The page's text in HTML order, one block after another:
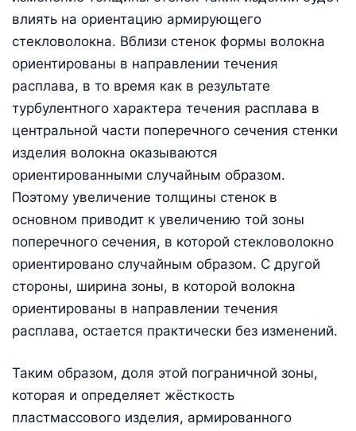
влиять на ориентацию армирующего
стекловолокна. Вблизи стенок формы волокна
ориентированы в направлении течения
расплава, в то время как в результате
турбулентного характера течения расплава в
центральной части поперечного сечения стенки
изделия волокна оказываются
ориентированными случайным образом.
Поэтому увеличение толщины стенок в
основном приводит к увеличению той зоны
поперечного сечения, в которой стекловолокно
ориентировано случайным образом. С другой
стороны, ширина зоны, в которой волокна
ориентированы в направлении течения
расплава, остается практически без изменений.
Таким образом, доля этой пограничной зоны,
которая и определяет жёсткость
пластмассового изделия, армированного